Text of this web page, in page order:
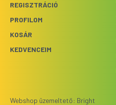
REGISZTRÁCIÓ
PROFILOM
KOSÁR
KEDVENCEIM
Webshop üzemeltető: Bright